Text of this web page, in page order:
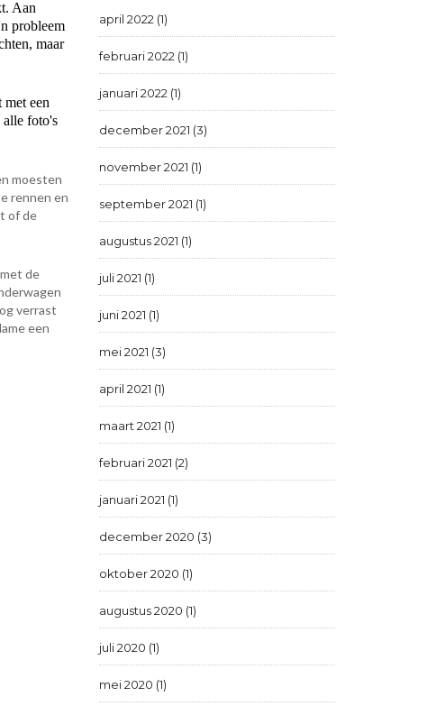
Aan
probleem
maar
een
alle foto's
moesten
rennen en
of de
de
verrast
een
april 2022 (1)
februari 2022 (1)
januari 2022 (1)
december 2021 (3)
november 2021 (1)
september 2021 (1)
augustus 2021 (1)
juli 2021 (1)
juni 2021 (1)
mei 2021 (3)
april 2021 (1)
maart 2021 (1)
februari 2021 (2)
januari 2021 (1)
december 2020 (3)
oktober 2020 (1)
augustus 2020 (1)
juli 2020 (1)
mei 2020 (1)